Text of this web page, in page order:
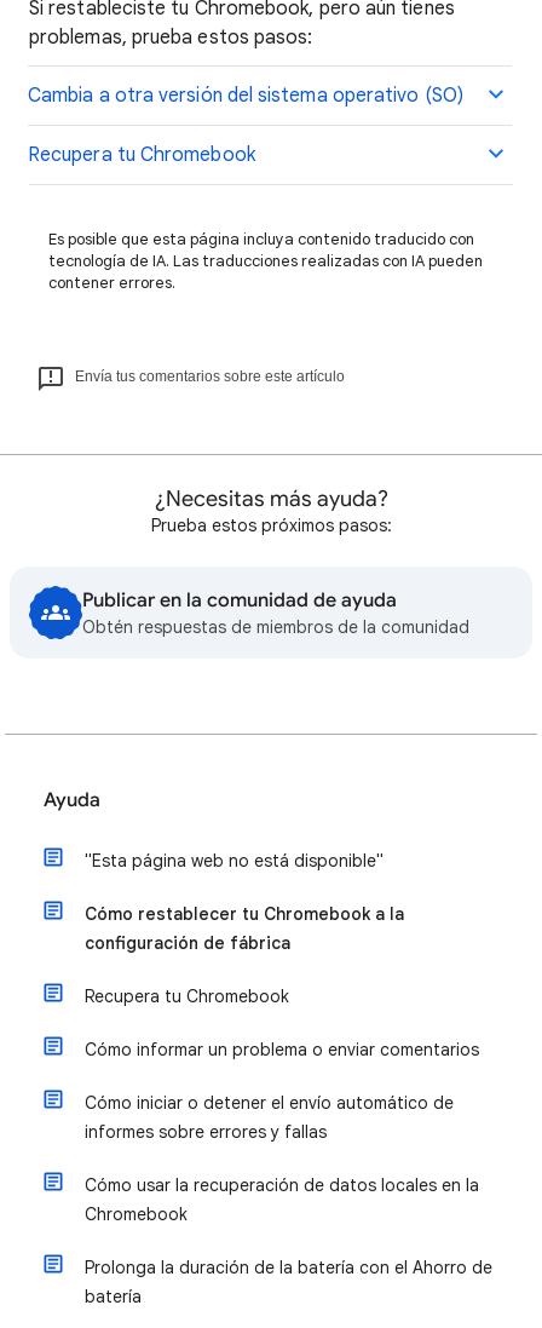
Si restableciste tu Chromebook, pero aún tienes
problemas, prueba estos pasos:
Cambia a otra versión del sistema operativo (SO)
Recupera tu Chromebook
Es posible que esta página incluya contenido traducido con
tecnología de IA. Las traducciones realizadas con IA pueden
contener errores.
Envía tus comentarios sobre este artículo
¿Necesitas más ayuda?
Prueba estos próximos pasos:
Publicar en la comunidad de ayuda
Obtén respuestas de miembros de la comunidad
Ayuda
"Esta página web no está disponible"
Cómo restablecer tu Chromebook a la
configuración de fábrica
Recupera tu Chromebook
Cómo informar un problema o enviar comentarios
Cómo iniciar o detener el envío automático de
informes sobre errores y fallas
Cómo usar la recuperación de datos locales en la
Chromebook
Prolonga la duración de la batería con el Ahorro de
batería